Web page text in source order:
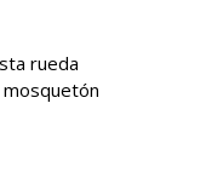
rueda